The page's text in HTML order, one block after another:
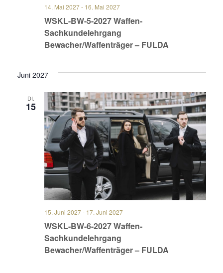
WSKL-BW-5-2027 Waffen-
Sachkundelehrgang
Bewacher/Waffenträger – FULDA
14. Mai 2027- 16. Mai 2027
Juni 2027
DI.
15
WSKL-BW-6-2027 Waffen-
Sachkundelehrgang
Bewacher/Waffenträger – FULDA
15. Juni 2027- 17. Juni 2027